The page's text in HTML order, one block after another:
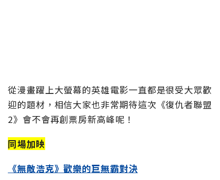
從漫畫躍上大螢幕的英雄電影一直都是很受大眾歡
迎的題材，相信大家也非常期待這次《復仇者聯盟
2》會不會再創票房新高峰呢！
同場加映
《無敵浩克》歡樂的巨無霸對決